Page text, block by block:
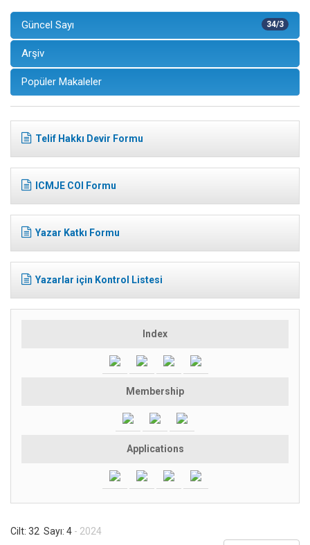
34/3
Güncel Sayı
Arşiv
Popüler Makaleler
Telif Hakkı Devir Formu
ICMJE COI Formu
Yazar Katkı Formu
Yazarlar için Kontrol Listesi
Index
Membership
Applications
Cilt: 32 Sayı: 4 - 2024